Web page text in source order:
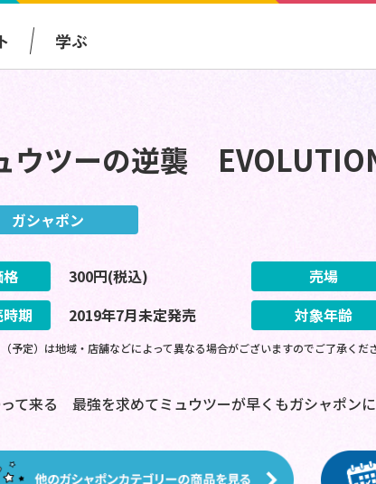
学ぶ
ウツーの逆襲
ガシャポン
300円(税込) 売場
期
2019年7月未定発売 対象年齢
予定）は地域・店舗などによって異なる場合がございますのでご了承くださ
て来る 最強を求めてミュウツーが早くもガシャポン